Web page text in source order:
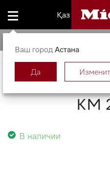
Қаз
Газовая
KM
В наличии
Ваш город Астана
Да